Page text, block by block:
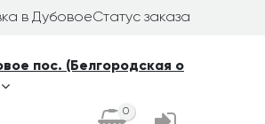
в ДубовоеСтатус заказа
пос. (Белгородская о
0